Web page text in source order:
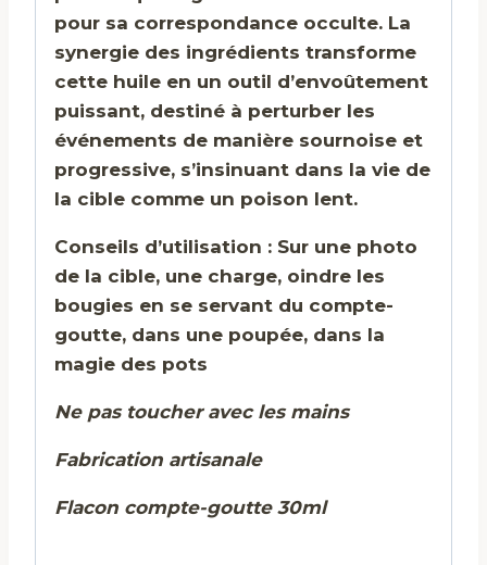
pour sa correspondance occulte. La
synergie des ingrédients transforme
cette huile en un outil d’envoûtement
puissant, destiné à perturber les
événements de manière sournoise et
progressive, s’insinuant dans la vie de
la cible comme un poison lent.
Conseils d’utilisation : Sur une photo
de la cible, une charge, oindre les
bougies en se servant du compte-
goutte, dans une poupée, dans la
magie des pots
Ne pas toucher avec les mains
Fabrication artisanale
Flacon compte-goutte 30ml